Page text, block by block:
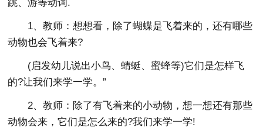
跳、游等动词.
1、教师：想想看，除了蝴蝶是飞着来的，还有哪些
动物也会飞着来?
(启发幼儿说出小鸟、蜻蜓、蜜蜂等)它们是怎样飞
的?让我们来学一学。”
2、教师：除了有飞着来的小动物，想一想还有那些
动物会来，它们是怎么来的?我们来学一学!